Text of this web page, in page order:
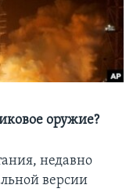
оружие?
недавно
версии